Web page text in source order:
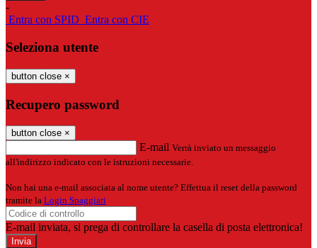
-
Entra con SPID Entra con CIE
Seleziona utente
button close ×
Recupero password
button close ×
E-mail Verrà inviato un messaggio
all'indirizzo indicato con le istruzioni necessarie.
Non hai una e-mail associata al nome utente? Effettua il reset della password
tramite la Login Spaggiari
E-mail inviata, si prega di controllare la casella di posta elettronica!